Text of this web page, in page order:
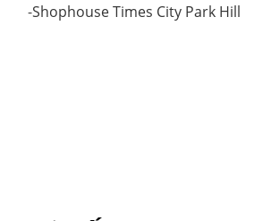
-Shophouse Times City Park Hill